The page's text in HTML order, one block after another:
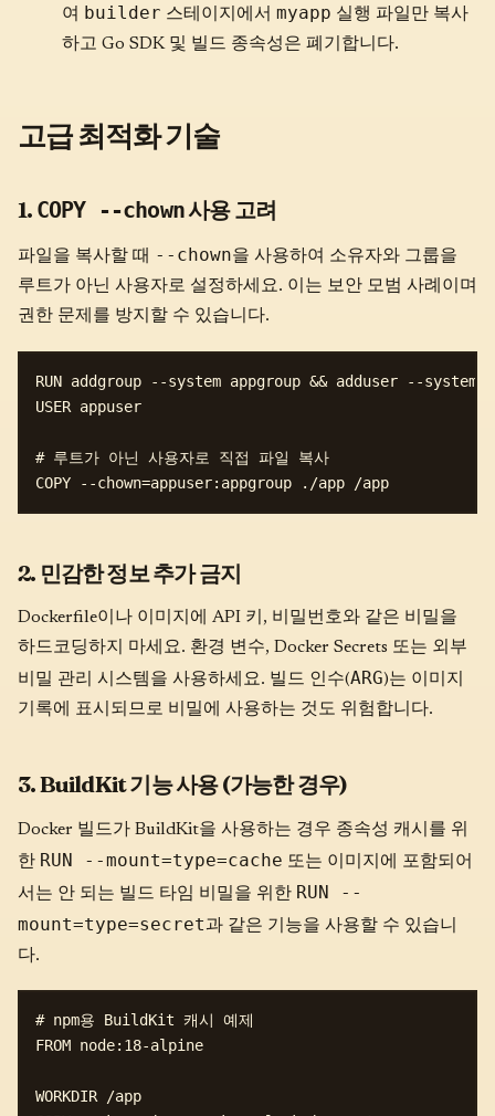
여
builder 스테이지에서 myapp 실행 파일만 복사
하고 Go SDK 및 빌드 종속성은 폐기합니다.
고급 최적화 기술
1. COPY --chown사용 고려
파일을 복사할 때 --chown을 사용하여 소유자와 그룹을
루트가 아닌 사용자로 설정하세요. 이는 보안 모범 사례이며
권한 문제를 방지할 수 있습니다.
RUN addgroup --system appgroup && adduser --system
USER appuser
# 루트가 아닌 사용자로 직접 파일 복사
2. 민감한 정보 추가 금지
Dockerfile이나 이미지에 API 키, 비밀번호와 같은 비밀을
하드코딩하지 마세요. 환경 변수, Docker Secrets 또는 외부
비밀 관리 시스템을 사용하세요. 빌드 인수(ARG)는 이미지
기록에 표시되므로 비밀에 사용하는 것도 위험합니다.
3. BuildKit 기능 사용 (가능한 경우)
Docker 빌드가 BuildKit을 사용하는 경우 종속성 캐시를 위
한 RUN --mount=type=cache 또는 이미지에 포함되어
서는 안 되는 빌드 타임 비밀을 위한 RUN --
mount=type=secret과 같은 기능을 사용할 수 있습니
다.
# npm용 BuildKit 캐시 예제
FROM node:18-alpine
WORKDIR /app